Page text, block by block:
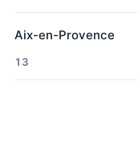
Aix-en-Provence
13